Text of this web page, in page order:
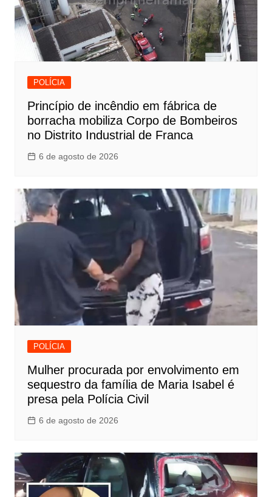
POLÍCIA
Princípio de incêndio em fábrica de
borracha mobiliza Corpo de Bombeiros
no Distrito Industrial de Franca
6 de agosto de 2026
POLÍCIA
Mulher procurada por envolvimento em
sequestro da família de Maria Isabel é
presa pela Polícia Civil
6 de agosto de 2026